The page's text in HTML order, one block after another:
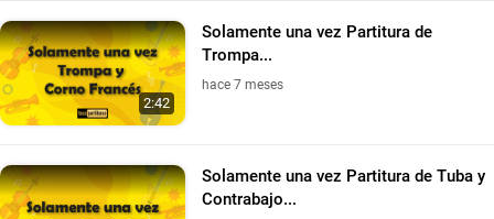
2:42
Solamente una vez Partitura de
Trompa...
hace 7 meses
Solamente una vez Partitura de Tuba y
Contrabajo...